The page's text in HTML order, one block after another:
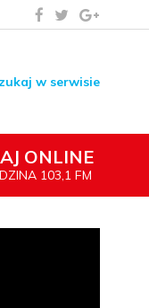
w serwisie
ONLINE
103,1 FM